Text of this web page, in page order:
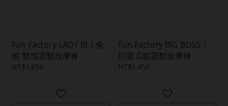
Fun Factory LADY BI｜兔
姬 雙感震動按摩棒
NT$1,850
Fun Factory BIG BOSS｜
巨霸 G點震動按摩棒
NT$1,450